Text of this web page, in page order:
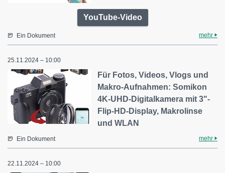
YouTube-Video
Ein Dokument mehr
25.11.2024 – 10:00
Für Fotos, Videos, Vlogs und
Makro-Aufnahmen: Somikon
4K-UHD-Digitalkamera mit 3"-
Flip-HD-Display, Makrolinse
und WLAN
Ein Dokument mehr
22.11.2024 – 10:00